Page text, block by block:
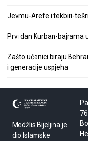
Jevmu-Arefe i tekbiri-
Prvi dan Kurban-bajrama
Zašto učenici biraju
i generacije uspjeha
Medžlis Bijeljina je
dio Islamske